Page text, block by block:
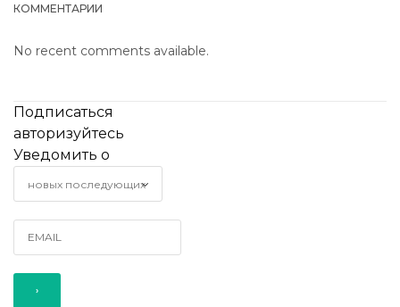
КОММЕНТАРИИ
No recent comments available.
Подписаться
авторизуйтесь
Уведомить о